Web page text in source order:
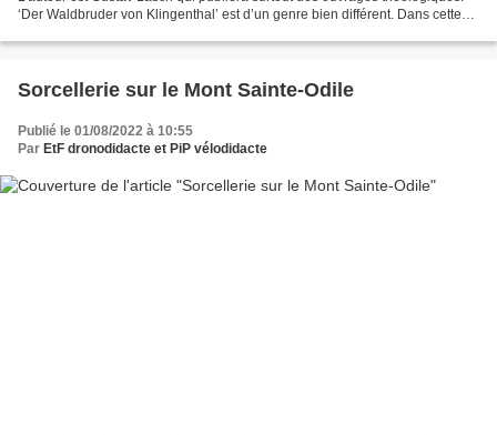
‘Der Waldbruder von Klingenthal’ est d’un genre bien différent. Dans cette
Sorcellerie sur le Mont Sainte-Odile
Publié le 01/08/2022 à 10:55
Par EtF dronodidacte et PiP vélodidacte